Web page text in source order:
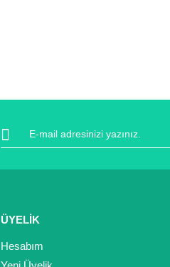
ÜYELİK
Hesabım